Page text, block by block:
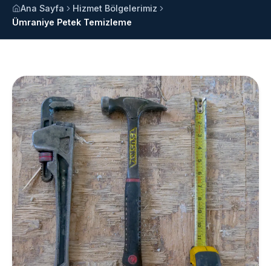
Ana Sayfa
Hizmet Bölgelerimiz
Ümraniye Petek Temizleme